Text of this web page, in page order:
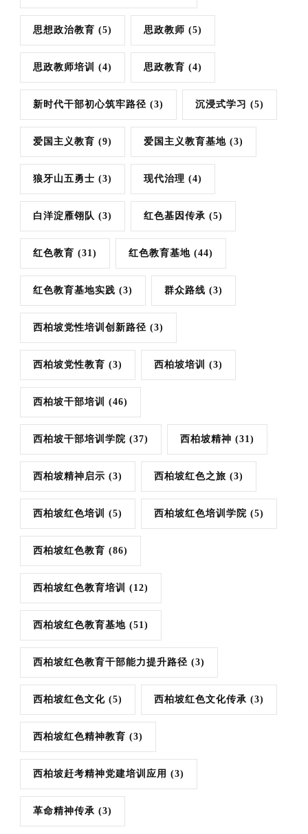
思想政治教育 (5) 思政教师 (5)
思政教师培训 (4) 思政教育 (4)
新时代干部初心筑牢路径 (3) 沉浸式学习 (5)
爱国主义教育 (9) 爱国主义教育基地 (3)
狼牙山五勇士 (3) 现代治理 (4)
白洋淀雁翎队 (3) 红色基因传承 (5)
红色教育 (31) 红色教育基地 (44)
红色教育基地实践 (3) 群众路线 (3)
西柏坡党性培训创新路径 (3)
西柏坡党性教育 (3) 西柏坡培训 (3)
西柏坡干部培训 (46)
西柏坡干部培训学院 (37) 西柏坡精神 (31)
西柏坡精神启示 (3) 西柏坡红色之旅 (3)
西柏坡红色培训 (5) 西柏坡红色培训学院 (5)
西柏坡红色教育 (86)
西柏坡红色教育培训 (12)
西柏坡红色教育基地 (51)
西柏坡红色教育干部能力提升路径 (3)
西柏坡红色文化 (5) 西柏坡红色文化传承 (3)
西柏坡红色精神教育 (3)
西柏坡赶考精神党建培训应用 (3)
革命精神传承 (3)